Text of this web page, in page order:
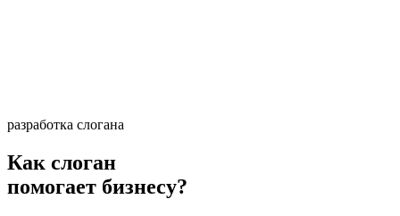
разработка слогана
Как слоган
помогает бизнесу?